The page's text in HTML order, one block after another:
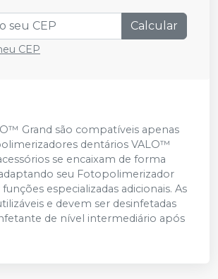
Calcular
CEP
Grand são compatíveis apenas
dentários VALO™
se encaixam de forma
seu Fotopolimerizador
especializadas adicionais. As
e devem ser desinfetadas
de nível intermediário após